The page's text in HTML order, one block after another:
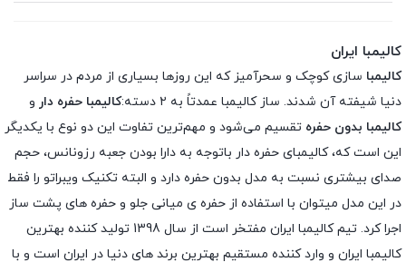
کالیمبا ایران
کالیمبا سازی کوچک و سحرآمیز که این روزها بسیاری از مردم در سراسر
دنیا شیفته آن شدند. ساز کالیمبا عمدتاً به ۲ دسته:
کالیمبا حفره دار و
کالیمبا بدون حفره تقسیم می‌شود و مهم‌ترین تفاوت این دو نوع با یکدیگر
این است که، کالیمبای حفره دار باتوجه به دارا بودن جعبه رزونانس، حجم
صدای بیشتری نسبت به مدل بدون حفره دارد و البته تکنیک ویبراتو را فقط
در این مدل میتوان با استفاده از حفره ی میانی جلو و حفره های پشت ساز
اجرا کرد. تیم کالیمبا ایران مفتخر است از سال 1398 تولید کننده بهترین
کالیمبا ایران و وارد کننده مستقیم بهترین برند های دنیا در ایران است و با